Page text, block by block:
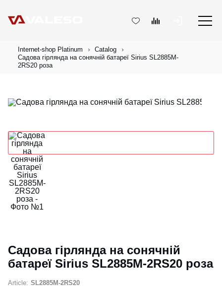
Internet-shop Platinum
Catalog
Садова гірлянда на сонячній батареї Sirius SL2885M-
2RS20 роза
Садова гірлянда на сонячній
батареї Sirius SL2885M-2RS20 роза
Article: SL2885M-2RS20